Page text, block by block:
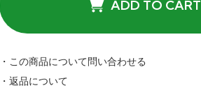
ADD TO CART
・この商品について問い合わせる
・返品について